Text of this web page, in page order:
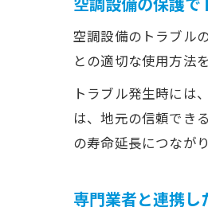
空調設備のトラブル
との適切な使用方法
トラブル発生時には
は、地元の信頼でき
の寿命延長につなが
専門業者と連携